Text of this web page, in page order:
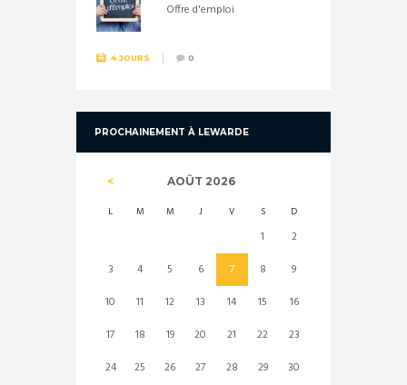
Offre d'emploi
4 JOURS 0
PROCHAINEMENT À LEWARDE
AOÛT 2026
L M M J V S D
1
2
3
4 5 6 7 8
9
10
11 12 13 14 15
16
17
18 19 20 21 22
23
24
25 26 27 28 29 30